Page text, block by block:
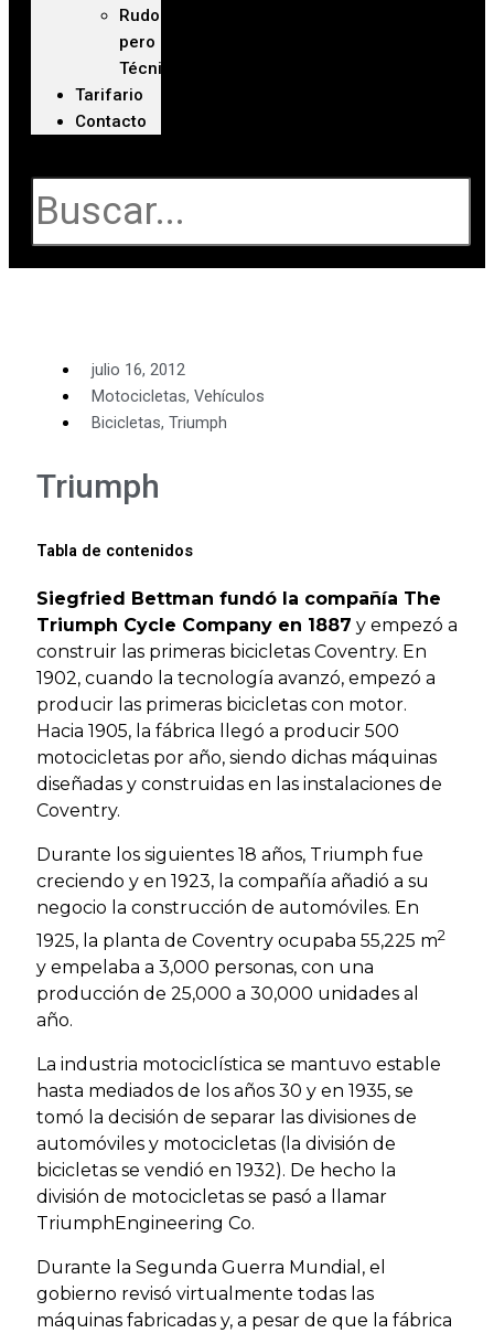
Rudo
pero
Técnico
Tarifario
Contacto
julio 16, 2012
Motocicletas, Vehículos
Bicicletas, Triumph
Triumph
Tabla de contenidos
Siegfried Bettman fundó la compañía The
Triumph Cycle Company en 1887 y empezó a
construir las primeras bicicletas Coventry. En
1902, cuando la tecnología avanzó, empezó a
producir las primeras bicicletas con motor.
Hacia 1905, la fábrica llegó a producir 500
motocicletas por año, siendo dichas máquinas
diseñadas y construidas en las instalaciones de
Coventry.
Durante los siguientes 18 años, Triumph fue
creciendo y en 1923, la compañía añadió a su
negocio la construcción de automóviles. En
1925, la planta de Coventry ocupaba 55,225 m2
y empelaba a 3,000 personas, con una
producción de 25,000 a 30,000 unidades al
año.
La industria motociclística se mantuvo estable
hasta mediados de los años 30 y en 1935, se
tomó la decisión de separar las divisiones de
automóviles y motocicletas (la división de
bicicletas se vendió en 1932). De hecho la
división de motocicletas se pasó a llamar
TriumphEngineering Co.
Durante la Segunda Guerra Mundial, el
gobierno revisó virtualmente todas las
máquinas fabricadas y, a pesar de que la fábrica